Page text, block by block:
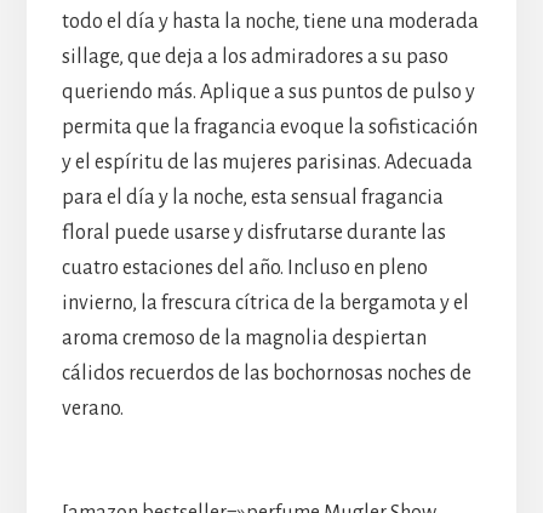
todo el día y hasta la noche, tiene una moderada
sillage, que deja a los admiradores a su paso
queriendo más. Aplique a sus puntos de pulso y
permita que la fragancia evoque la sofisticación
y el espíritu de las mujeres parisinas. Adecuada
para el día y la noche, esta sensual fragancia
floral puede usarse y disfrutarse durante las
cuatro estaciones del año. Incluso en pleno
invierno, la frescura cítrica de la bergamota y el
aroma cremoso de la magnolia despiertan
cálidos recuerdos de las bochornosas noches de
verano.